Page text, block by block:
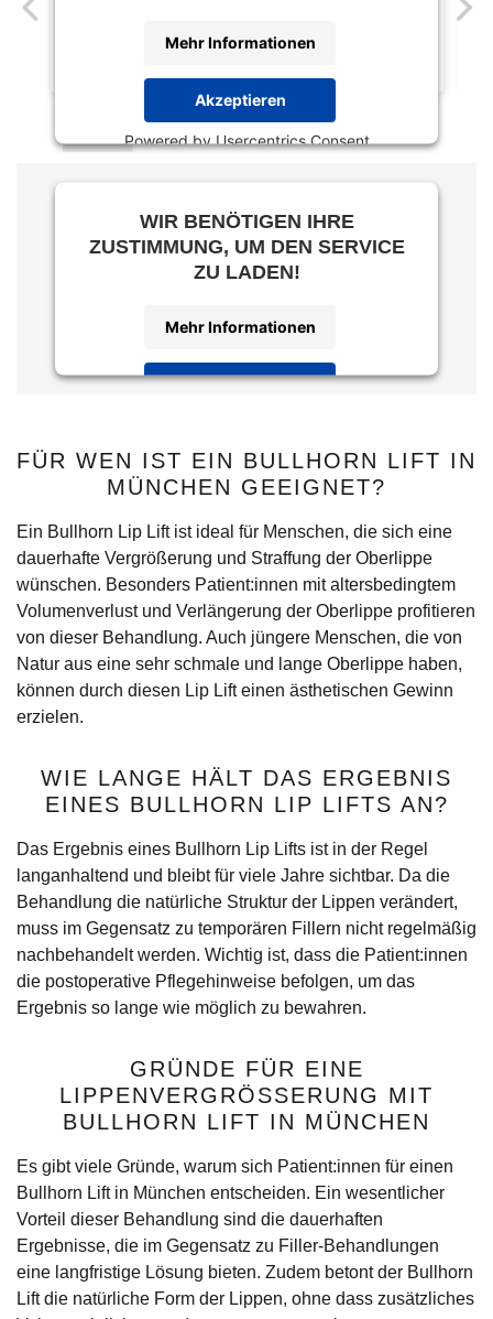
Mehr Informationen
Akzeptieren
Powered byUsercentrics Consent
WIR BENÖTIGEN IHRE
ZUSTIMMUNG, UM DEN SERVICE
ZU LADEN!
Mehr Informationen
Akzeptieren
FÜR WEN IST EIN BULLHORN LIFT IN
MÜNCHEN GEEIGNET?
Ein Bullhorn Lip Lift ist ideal für Menschen, die sich eine
dauerhafte Vergrößerung und Straffung der Oberlippe
wünschen. Besonders Patient:innen mit altersbedingtem
Volumenverlust und Verlängerung der Oberlippe profitieren
von dieser Behandlung. Auch jüngere Menschen, die von
Natur aus eine sehr schmale und lange Oberlippe haben,
können durch diesen Lip Lift einen ästhetischen Gewinn
erzielen.
WIE LANGE HÄLT DAS ERGEBNIS
EINES BULLHORN LIP LIFTS AN?
Das Ergebnis eines Bullhorn Lip Lifts ist in der Regel
langanhaltend und bleibt für viele Jahre sichtbar. Da die
Behandlung die natürliche Struktur der Lippen verändert,
muss im Gegensatz zu temporären Fillern nicht regelmäßig
nachbehandelt werden. Wichtig ist, dass die Patient:innen
die postoperative Pflegehinweise befolgen, um das
Ergebnis so lange wie möglich zu bewahren.
GRÜNDE FÜR EINE
LIPPENVERGRÖSSERUNG MIT B
ULLHORN LIFT IN MÜNCHEN
Es gibt viele Gründe, warum sich Patient:innen für einen
Bullhorn Lift in München entscheiden. Ein wesentlicher
Vorteil dieser Behandlung sind die dauerhaften
Ergebnisse, die im Gegensatz zu Filler-Behandlungen
eine langfristige Lösung bieten. Zudem betont der Bullhorn
Lift die natürliche Form der Lippen, ohne dass zusätzliches